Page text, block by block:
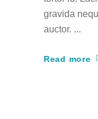
gravida
auctor.
Read more